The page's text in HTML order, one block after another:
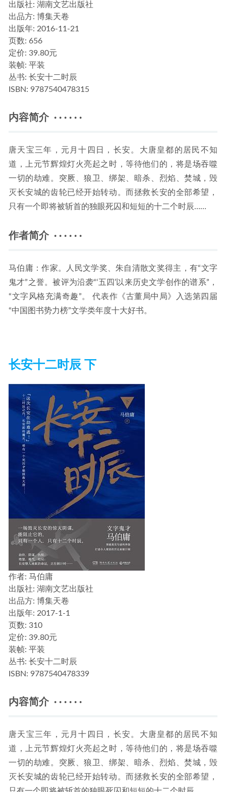
出版社: 湖南文艺出版社
出品方: 博集天卷
出版年: 2016-11-21
页数: 656
定价: 39.80元
装帧: 平装
丛书: 长安十二时辰
ISBN: 9787540478315
内容简介 · · · · · ·
唐天宝三年，元月十四日，长安。大唐皇都的居民不知
道，上元节辉煌灯火亮起之时，等待他们的，将是场吞噬
一切的劫难。突厥、狼卫、绑架、暗杀、烈焰、焚城，毁
灭长安城的齿轮已经开始转动。而拯救长安的全部希望，
只有一个即将被斩首的独眼死囚和短短的十二个时辰……
作者简介 · · · · · ·
马伯庸：作家。人民文学奖、朱自清散文奖得主，有“文字
鬼才”之誉。被评为沿袭“‘五四’以来历史文学创作的谱系”，
“文字风格充满奇趣”。 代表作《古董局中局》入选第四届
“中国图书势力榜”文学类年度十大好书。
长安十二时辰 下
作者: 马伯庸
出版社: 湖南文艺出版社
出品方: 博集天卷
出版年: 2017-1-1
页数: 310
定价: 39.80元
装帧: 平装
丛书: 长安十二时辰
ISBN: 9787540478339
内容简介 · · · · · ·
唐天宝三年，元月十四日，长安。大唐皇都的居民不知
道，上元节辉煌灯火亮起之时，等待他们的，将是场吞噬
一切的劫难。突厥、狼卫、绑架、暗杀、烈焰、焚城，毁
灭长安城的齿轮已经开始转动。而拯救长安的全部希望，